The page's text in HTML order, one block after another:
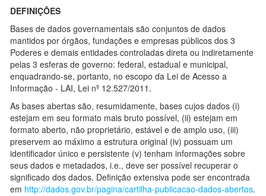
DEFINIÇÕES
Bases de dados governamentais são conjuntos de dados
mantidos por órgãos, fundações e empresas públicos dos 3
Poderes e demais entidades controladas direta ou indiretamente
pelas 3 esferas de governo: federal, estadual e municipal,
enquadrando-se, portanto, no escopo da Lei de Acesso a
Informação - LAI, Lei nº 12.527/2011.
As bases abertas são, resumidamente, bases cujos dados (i)
estejam em seu formato mais bruto possível, (ii) estejam em
formato aberto, não proprietário, estável e de amplo uso, (iii)
preservem ao máximo a estrutura original (iv) possuam um
identificador único e persistente (v) tenham informações sobre
seus dados e metadados, i.e., deve ser possível recuperar o
significado dos dados. Definição extensiva pode ser encontrada
em http://dados.gov.br/pagina/cartilha-publicacao-dados-abertos.